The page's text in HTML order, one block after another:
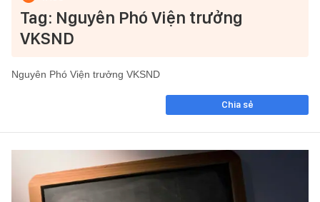
Tag: Nguyên Phó Viện trưởng
VKSND
Nguyên Phó Viện trưởng VKSND
Chia sẻ